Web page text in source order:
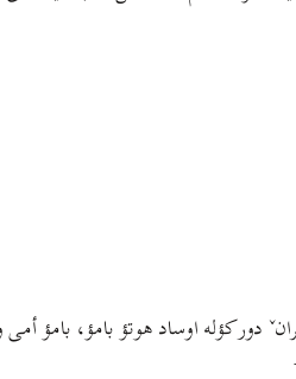
کؤله اوساد هوتؤ بامؤ، بامؤ